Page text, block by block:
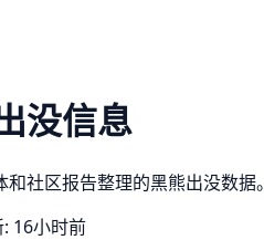
没信息
社区报告整理的黑熊出没数据。
16小时前